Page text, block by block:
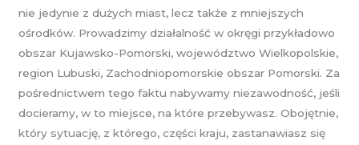
nie jedynie z dużych miast, lecz także z mniejszych
ośrodków. Prowadzimy działalność w okręgi przykładowo
obszar Kujawsko-Pomorski, województwo Wielkopolskie,
region Lubuski, Zachodniopomorskie obszar Pomorski. Za
pośrednictwem tego faktu nabywamy niezawodność, jeśli
docieramy, w to miejsce, na które przebywasz. Obojętnie,
który sytuację, z którego, części kraju, zastanawiasz się